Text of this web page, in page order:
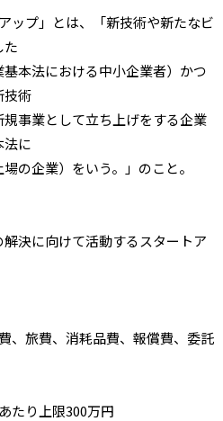
プ」とは、「新技術や新たなビ
た
本法における中小企業者）かつ
技術
事業として立ち上げをする企業
法に
の企業）をいう。」のこと。
決に向けて活動するスタートア
、旅費、消耗品費、報償費、委託
り上限300万円